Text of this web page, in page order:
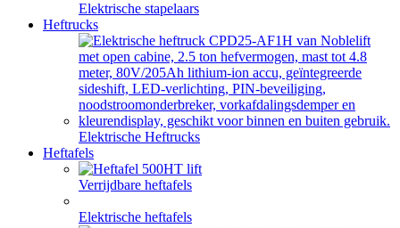
Elektrische stapelaars
Heftrucks
Elektrische Heftrucks
Heftafels
Verrijdbare heftafels
Elektrische heftafels